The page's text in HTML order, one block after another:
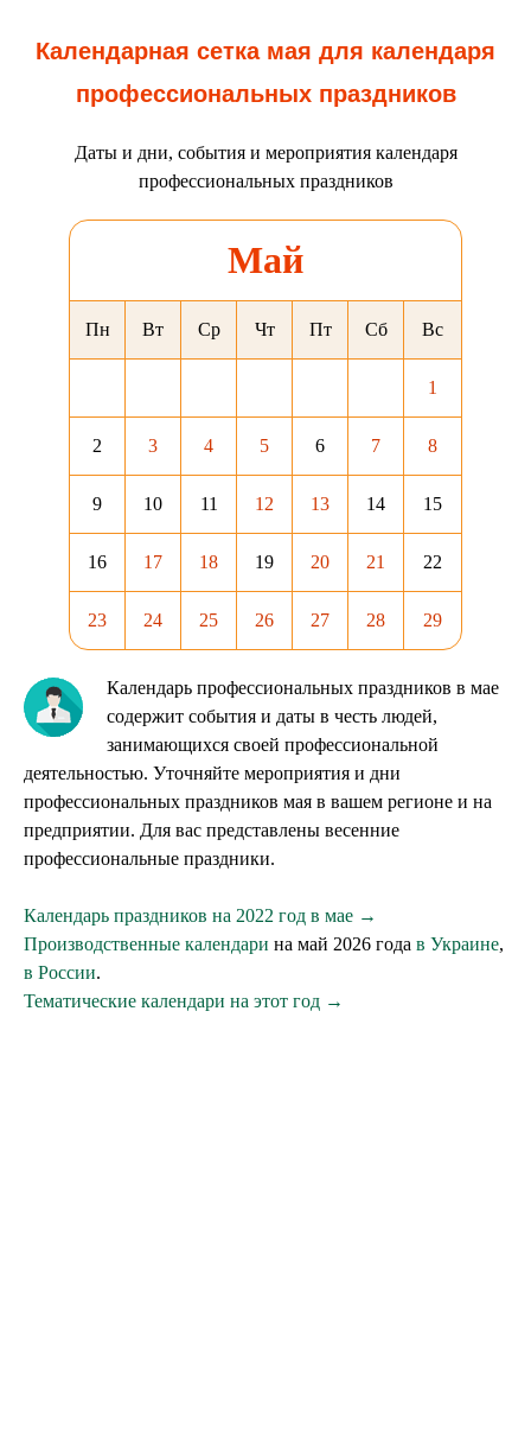
Календарная сетка мая для календаря
профессиональных праздников
Даты и дни, события и мероприятия календаря
профессиональных праздников
Май
Пн Вт Ср Чт Пт Сб Вс
1
2 3 4 5 6 7 8
9 10 11 12 13 14 15
16 17 18 19 20 21 22
23 24 25 26 27 28 29
Календарь профессиональных праздников в мае
содержит события и даты в честь людей,
занимающихся своей профессиональной
деятельностью. Уточняйте мероприятия и дни
профессиональных праздников мая в вашем регионе и на
предприятии. Для вас представлены весенние
профессиональные праздники.
Календарь праздников на 2022 год в мае →
Производственные календари на май 2026 года в Украине,
в России.
Тематические календари на этот год →